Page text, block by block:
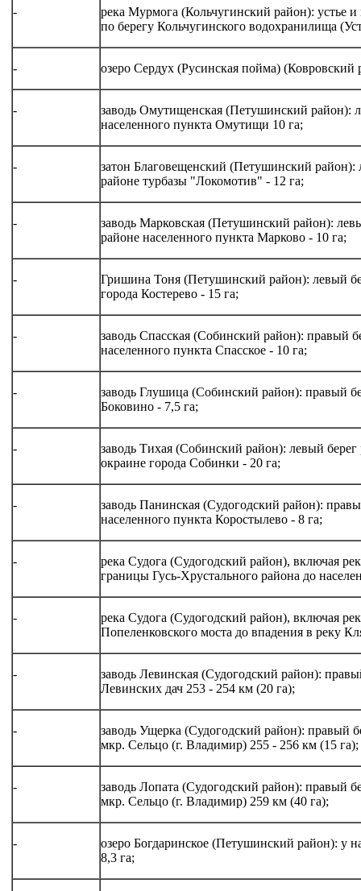
-
река Мурмога (Кольчугинский район): устье
по берегу Кольчугинского водохранилища
- озеро Сердух (Русинская пойма) (Ковровский
-
заводь Омутищенская (Петушинский район):
населенного пункта Омутищи 10 га;
-
затон Благовещенский (Петушинский район):
районе турбазы "Локомотив" - 12 га;
-
заводь Марковская (Петушинский район):
районе населенного пункта Марково - 10 га;
-
Гришина Тоня (Петушинский район): левый
города Костерево - 15 га;
-
заводь Спасская (Собинский район): правый
населенного пункта Спасское - 10 га;
-
заводь Глушица (Собинский район): правый
Боковино - 7,5 га;
-
заводь Тихая (Собинский район): левый
окраине города Собинки - 20 га;
-
заводь Панинская (Судогодский район):
населенного пункта Коростылево - 8 га;
-
река Судога (Судогодский район), включая
границы Гусь-Хрустального района до
-
река Судога (Судогодский район), включая
Попеленковского моста до впадения в реку
-
заводь Левинская (Судогодский район):
Левинских дач 253 - 254 км (20 га);
-
заводь Ущерка (Судогодский район): правый
мкр. Сельцо (г. Владимир) 255 - 256 км (15 га);
-
заводь Лопата (Судогодский район): правый
мкр. Сельцо (г. Владимир) 259 км (40 га);
-
озеро Богдаринское (Петушинский район): у
8,3 га;